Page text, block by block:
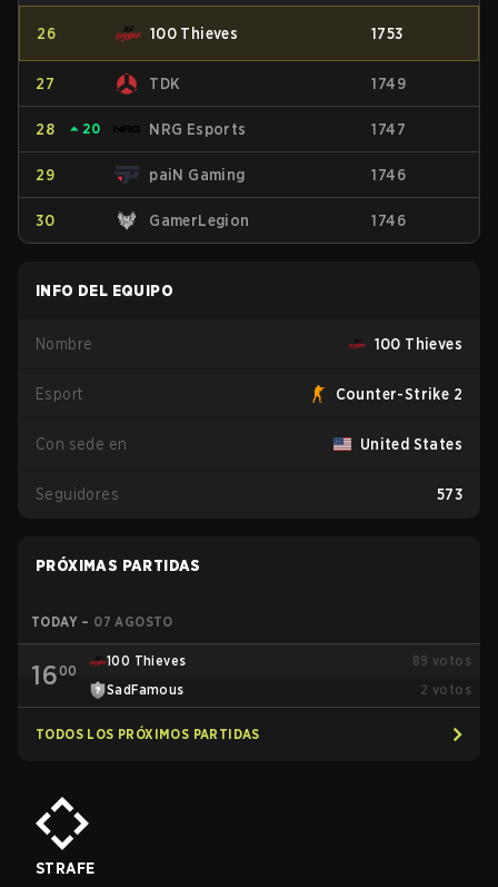
26 100 Thieves 1753
27 TDK 1749
28 ⏶ 20 NRG Esports 1747
29 paiN Gaming 1746
30 GamerLegion 1746
INFO DEL EQUIPO
Nombre 100 Thieves
Esport Counter-Strike 2
Con sede en United States
Seguidores 573
PRÓXIMAS PARTIDAS
TODAY – 07 AGOSTO
1600
100 Thieves 89 votos
SadFamous
2 votos
TODOS LOS PRÓXIMOS PARTIDAS
STRAFE